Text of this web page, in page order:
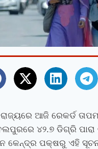
ଆଜି ରେକର୍ଡ
୪୨.୭ ଡିଗ୍ରି
କେନ୍ଦ୍ର ପକ୍ଷରୁ ଏହି